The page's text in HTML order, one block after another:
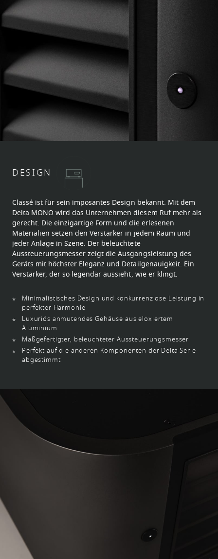
DESIGN
Classé ist für sein imposantes Design bekannt. Mit dem
Delta MONO wird das Unternehmen diesem Ruf mehr als
gerecht. Die einzigartige Form und die erlesenen
Materialien setzen den Verstärker in jedem Raum und
jeder Anlage in Szene. Der beleuchtete
Aussteuerungsmesser zeigt die Ausgangsleistung des
Geräts mit höchster Eleganz und Detailgenauigkeit. Ein
Verstärker, der so legendär aussieht, wie er klingt.
Minimalistisches Design und konkurrenzlose Leistung in
perfekter Harmonie
Luxuriös anmutendes Gehäuse aus eloxiertem
Aluminium
Maßgefertigter, beleuchteter Aussteuerungsmesser
Perfekt auf die anderen Komponenten der Delta Serie
abgestimmt